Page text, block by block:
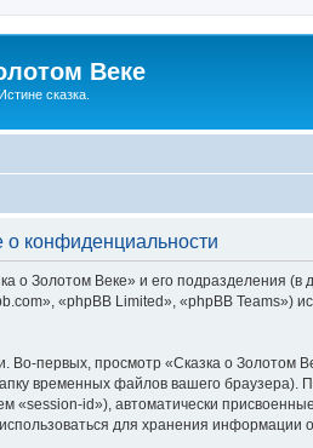
Веке
сказка.
конфиденциальности
о Золотом Веке» и его подразделения
«phpBB Limited», «phpBB
первых, просмотр «Сказка о Золотом
временных файлов вашего
«session-id»), автоматически
для хранения